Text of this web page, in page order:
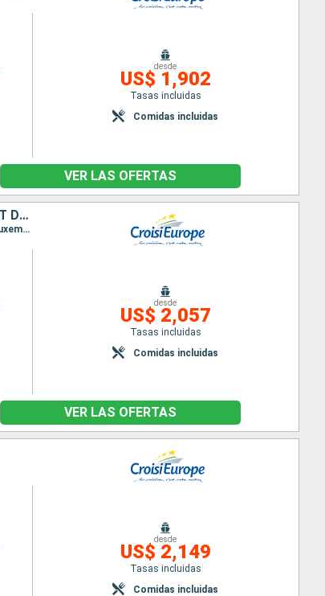
desde
US$ 1,902
Tasas incluidas
Comidas incluidas
VER LAS OFERTAS
4 FLEUVES : LES VALLÉES DU NECKAR, DU RHIN ROMANTIQUE, DE LA MOSELLE ET DE LA SARRE
Itinerario : Estrasburgo, Neckarsteinach, Heidelberg, Rudesheim, Cochem, Treveris, Saarburg, Remich, Luxembourg City, Remich
desde
US$ 2,057
Tasas incluidas
Comidas incluidas
VER LAS OFERTAS
desde
US$ 2,149
Tasas incluidas
Comidas incluidas